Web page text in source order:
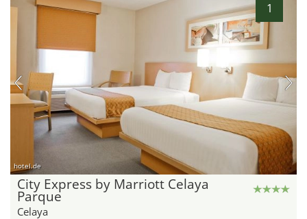
1
hotel.de
City Express by Marriott Celaya
Parque
Celaya